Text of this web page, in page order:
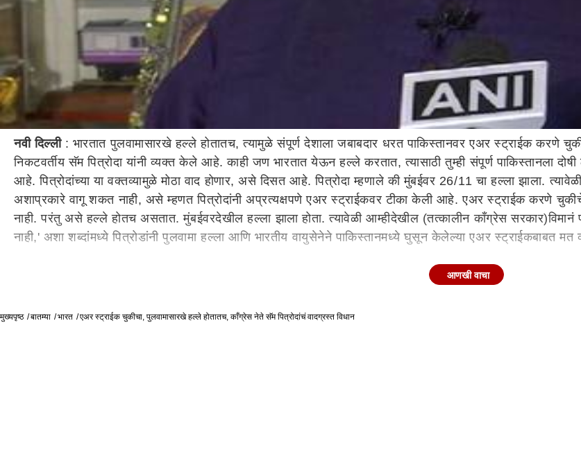
नवी दिल्ली: भारतात पुलवामासारखे हल्ले होतातच, त्यामुळे संपूर्ण देशाला जबाबदार धरत पाकिस्तानवर एअर स्ट्राईक करणे
निकटवर्तीय सॅम पित्रोदा यांनी व्यक्त केले आहे. काही जण भारतात येऊन हल्ले करतात, त्यासाठी तुम्ही संपूर्ण पाकिस्तानला
आहे. पित्रोदांच्या या वक्तव्यामुळे मोठा वाद होणार, असे दिसत आहे. पित्रोदा म्हणाले की मुंबईवर 26/11 चा हल्ला झाला.
अशाप्रकारे वागू शकत नाही, असे म्हणत पित्रोदांनी अप्रत्यक्षपणे एअर स्ट्राईकवर टीका केली आहे. एअर स्ट्राईक करणे चुकीचे
नाही. परंतु असे हल्ले होतच असतात. मुंबईवरदेखील हल्ला झाला होता. त्यावेळी आम्हीदेखील (तत्कालीन काँग्रेस
नाही,' अशा शब्दांमध्ये पित्रोडांनी पुलवामा हल्ला आणि भारतीय वायुसेनेने पाकिस्तानमध्ये घुसून केलेल्या एअर स्ट्राईकबाबत
आणखी वाचा
मुख्यपृष्ठ बातम्या भारत एअर स्ट्राईक चुकीचा, पुलवामासारखे हल्ले होतातच, काँग्रेस नेते सॅम पित्रोदांचं वादग्रस्त विधान